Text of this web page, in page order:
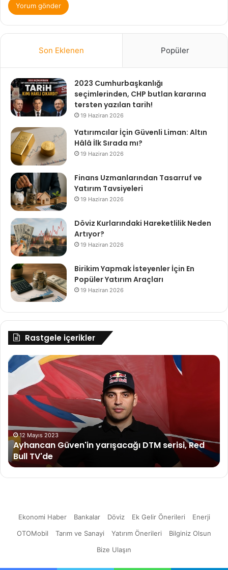
Son Eklenen Popüler
2023 Cumhurbaşkanlığı
seçimlerinden, CHP butlan kararına
tersten yazılan tarih!
19 Haziran 2026
Yatırımcılar İçin Güvenli Liman: Altın
Hâlâ İlk Sırada mı?
19 Haziran 2026
Finans Uzmanlarından Tasarruf ve
Yatırım Tavsiyeleri
19 Haziran 2026
Döviz Kurlarındaki Hareketlilik Neden
Artıyor?
19 Haziran 2026
Birikim Yapmak İsteyenler İçin En
Popüler Yatırım Araçları
19 Haziran 2026
Rastgele içerikler
Ayhancan
Güven'in
yarışacağı
DTM
serisi,
Bull
TV'de12 Mayıs 2023
Ayhancan Güven'in yarışacağı DTM serisi, Red
Bull TV'de
19
Ekonomi Haber Bankalar Döviz Ek Gelir Önerileri
Enerji
OTOMobil
Tarım ve Sanayi Yatırım Önerileri
Bilginiz Olsun
Bize Ulaşın